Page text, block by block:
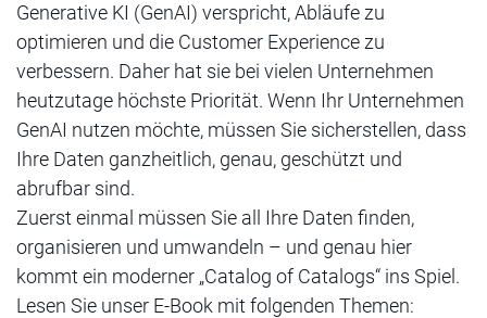
Generative KI (GenAI) verspricht, Abläufe zu
optimieren und die Customer Experience zu
verbessern. Daher hat sie bei vielen Unternehmen
heutzutage höchste Priorität. Wenn Ihr Unternehmen
GenAI nutzen möchte, müssen Sie sicherstellen, dass
Ihre Daten ganzheitlich, genau, geschützt und
abrufbar sind.
Zuerst einmal müssen Sie all Ihre Daten finden,
organisieren und umwandeln – und genau hier
kommt ein moderner „Catalog of Catalogs“ ins Spiel.
Lesen Sie unser E-Book mit folgenden Themen: